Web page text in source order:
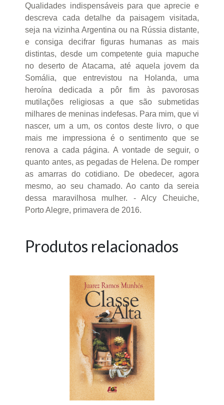
Qualidades indispensáveis para que aprecie e
descreva cada detalhe da paisagem visitada,
seja na vizinha Argentina ou na Rússia distante,
e consiga decifrar figuras humanas as mais
distintas, desde um competente guia mapuche
no deserto de Atacama, até aquela jovem da
Somália, que entrevistou na Holanda, uma
heroína dedicada a pôr fim às pavorosas
mutilações religiosas a que são submetidas
milhares de meninas indefesas. Para mim, que vi
nascer, um a um, os contos deste livro, o que
mais me impressiona é o sentimento que se
renova a cada página. A vontade de seguir, o
quanto antes, as pegadas de Helena. De romper
as amarras do cotidiano. De obedecer, agora
mesmo, ao seu chamado. Ao canto da sereia
dessa maravilhosa mulher. - Alcy Cheuiche,
Porto Alegre, primavera de 2016.
Produtos relacionados